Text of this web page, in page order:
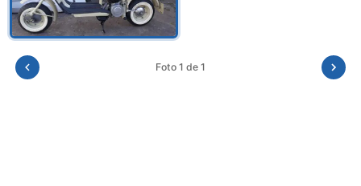
Foto 1 de 1